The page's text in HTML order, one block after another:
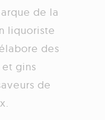
de la
liquoriste
des
et gins
de